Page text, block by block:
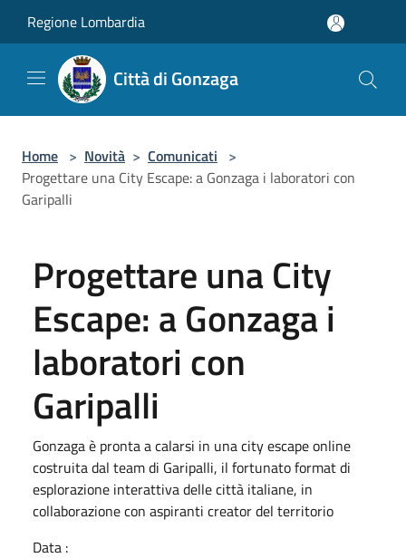
Regione Lombardia
Città di Gonzaga
Home > Novità > Comunicati >
Progettare una City Escape: a Gonzaga i laboratori con
Garipalli
Progettare una City
Escape: a Gonzaga i
laboratori con
Garipalli
Gonzaga è pronta a calarsi in una city escape online
costruita dal team di Garipalli, il fortunato format di
esplorazione interattiva delle città italiane, in
collaborazione con aspiranti creator del territorio
Data :